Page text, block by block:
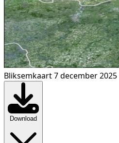
Bliksemkaart 7 december 2025
Download